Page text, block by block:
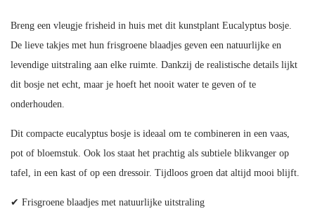
Breng een vleugje frisheid in huis met dit kunstplant Eucalyptus bosje.
De lieve takjes met hun frisgroene blaadjes geven een natuurlijke en
levendige uitstraling aan elke ruimte. Dankzij de realistische details lijkt
dit bosje net echt, maar je hoeft het nooit water te geven of te
onderhouden.
Dit compacte eucalyptus bosje is ideaal om te combineren in een vaas,
pot of bloemstuk. Ook los staat het prachtig als subtiele blikvanger op
tafel, in een kast of op een dressoir. Tijdloos groen dat altijd mooi blijft.
✔ Frisgroene blaadjes met natuurlijke uitstraling